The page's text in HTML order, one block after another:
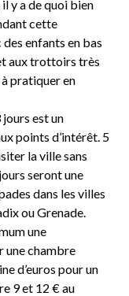
y a de quoi bien
cette
enfants en bas
aux trottoirs très
pratiquer en
jours est un
points d’intérêt. 5
la ville sans
seront une
dans les villes
ou Grenade.
une
une chambre
d’euros pour un
9 et 12 € au